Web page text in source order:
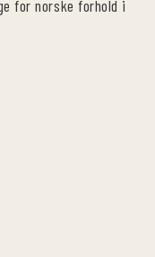
for norske forhold i